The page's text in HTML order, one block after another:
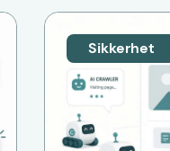
Sikkerhet